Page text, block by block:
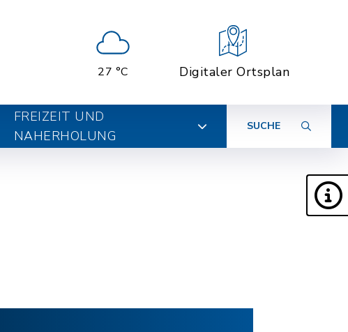
27 °C Digitaler Ortsplan
FREIZEIT UND
NAHERHOLUNG
SUCHE